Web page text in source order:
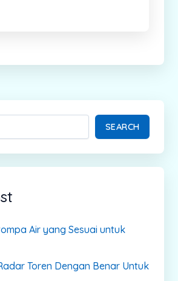
SEARCH
Air yang Sesuai untuk
Toren Dengan Benar Untuk